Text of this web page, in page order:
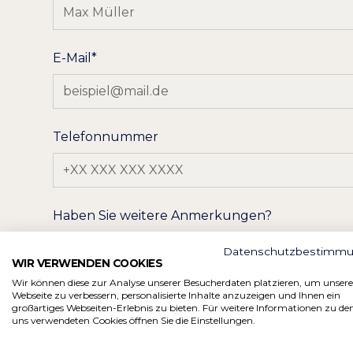
E-Mail*
Telefonnummer
Haben Sie weitere Anmerkungen?
WIR VERWENDEN COOKIES
Wir können diese zur Analyse unserer Besucherdaten platzieren, um unsere
Webseite zu verbessern, personalisierte Inhalte anzuzeigen und Ihnen ein
großartiges Webseiten-Erlebnis zu bieten. Für weitere Informationen zu
uns verwendeten Cookies öffnen Sie die Einstellungen.